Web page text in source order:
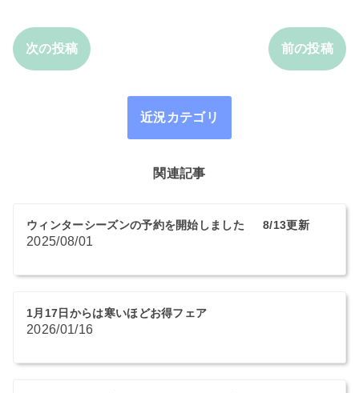
次の投稿 前の投稿
近況カテゴリ
関連記事
ウィンターシーズンの予約を開始しました 8/13更新
2025/08/01
1月17日からは寒いほどお得フェア
2026/01/16